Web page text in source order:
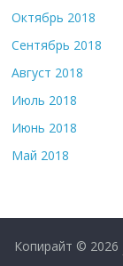
Октябрь 2018
Сентябрь 2018
Август 2018
Июль 2018
Июнь 2018
Май 2018
Копирайт © 2026